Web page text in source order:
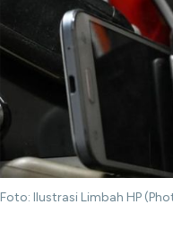
Foto: Ilustrasi Limbah HP